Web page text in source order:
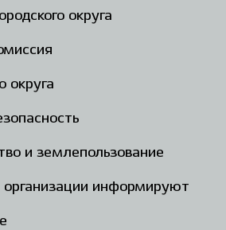
округа
округа
и землепользование
организации информируют